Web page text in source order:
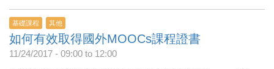
基礎課程 其他
如何有效取得國外MOOCs課程證書
11/24/2017 - 09:00 to 12:00